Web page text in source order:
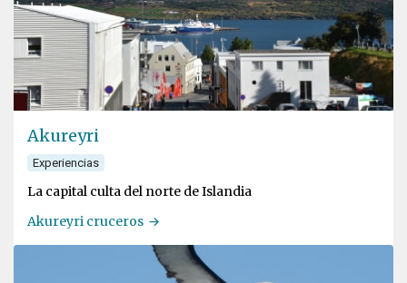
Akureyri
Experiencias
La capital culta del norte de Islandia
Akureyri cruceros